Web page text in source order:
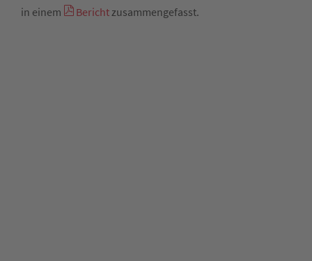
in einem
Berichtzusammengefasst.